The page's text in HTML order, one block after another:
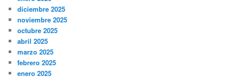
diciembre 2025
noviembre 2025
octubre 2025
abril 2025
marzo 2025
febrero 2025
enero 2025